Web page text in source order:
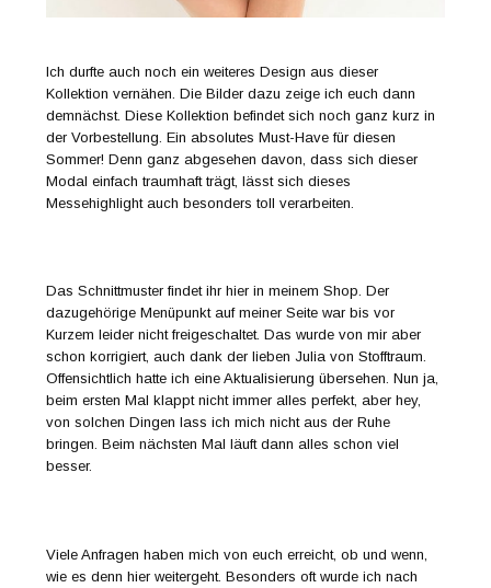
Ich durfte auch noch ein weiteres Design aus dieser
Kollektion vernähen. Die Bilder dazu zeige ich euch dann
demnächst. Diese Kollektion befindet sich noch ganz kurz in
der Vorbestellung. Ein absolutes Must-Have für diesen
Sommer! Denn ganz abgesehen davon, dass sich dieser
Modal einfach traumhaft trägt, lässt sich dieses
Messehighlight auch besonders toll verarbeiten.
Das Schnittmuster findet ihr hier in meinem Shop. Der
dazugehörige Menüpunkt auf meiner Seite war bis vor
Kurzem leider nicht freigeschaltet. Das wurde von mir aber
schon korrigiert, auch dank der lieben Julia von Stofftraum.
Offensichtlich hatte ich eine Aktualisierung übersehen. Nun ja,
beim ersten Mal klappt nicht immer alles perfekt, aber hey,
von solchen Dingen lass ich mich nicht aus der Ruhe
bringen. Beim nächsten Mal läuft dann alles schon viel
besser.
Viele Anfragen haben mich von euch erreicht, ob und wenn,
wie es denn hier weitergeht. Besonders oft wurde ich nach